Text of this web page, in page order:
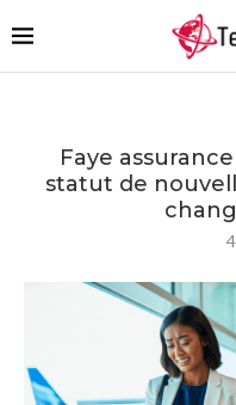
Faye
statut de